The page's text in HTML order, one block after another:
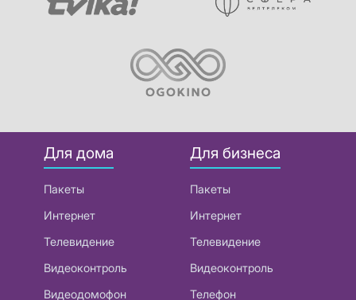
Для дома
Пакеты
Интернет
Телевидение
Видеоконтроль
Видеодомофон
Для бизнеса
Пакеты
Интернет
Телевидение
Видеоконтроль
Телефон